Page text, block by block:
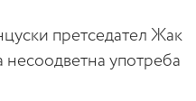
претседател Жак
несоодветна употреба